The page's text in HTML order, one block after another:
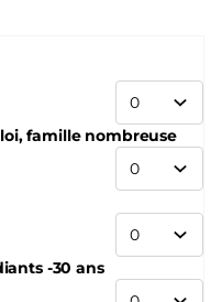
de ses propres
la musicalité et une
famille nombreuse
-30 ans